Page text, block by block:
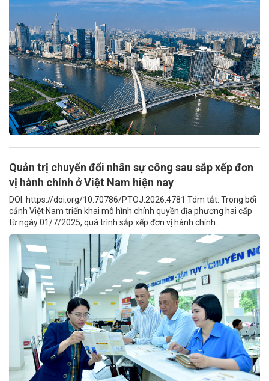
Quản trị chuyển đổi nhân sự công sau sắp xếp đơn
vị hành chính ở Việt Nam hiện nay
DOI: https://doi.org/10.70786/PTOJ.2026.4781 Tóm tắt: Trong bối
cảnh Việt Nam triển khai mô hình chính quyền địa phương hai cấp
từ ngày 01/7/2025, quá trình sắp xếp đơn vị hành chính...